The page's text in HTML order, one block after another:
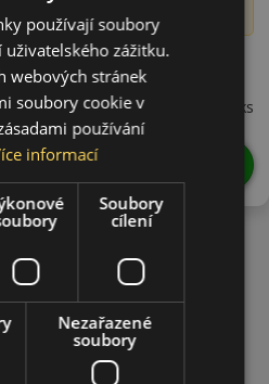
ve 15. týdnu roku 2022.
1 193 CZK /ks
používají soubory
uživatelského zážitku.
webových stránek
soubory cookie v
používání
informací
Soubory
cílení
Nezařazené
soubory